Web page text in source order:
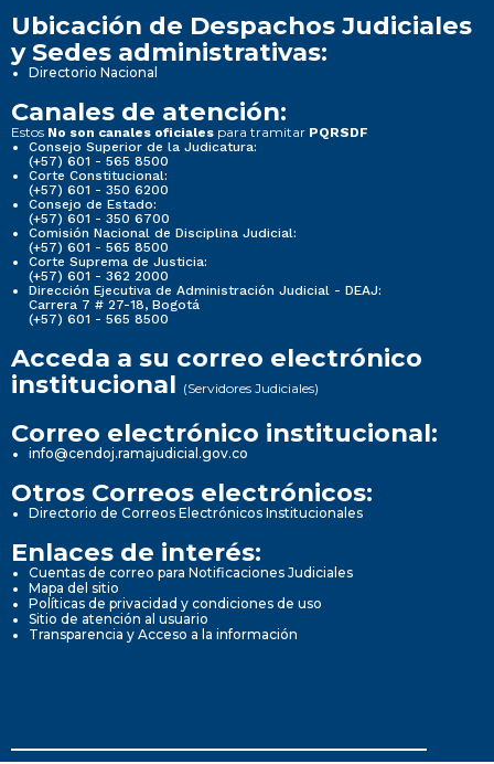
Ubicación de Despachos Judiciales
y Sedes administrativas:
Directorio Nacional
Canales de atención:
Estos No son canales oficiales para tramitar PQRSDF
Consejo Superior de la Judicatura:
(+57) 601 - 565 8500
Corte Constitucional:
(+57) 601 - 350 6200
Consejo de Estado:
(+57) 601 - 350 6700
Comisión Nacional de Disciplina Judicial:
(+57) 601 - 565 8500
Corte Suprema de Justicia:
(+57) 601 - 362 2000
Dirección Ejecutiva de Administración Judicial - DEAJ:
Carrera 7 # 27-18, Bogotá
(+57) 601 - 565 8500
Acceda a su correo electrónico
institucional (Servidores Judiciales)
Correo electrónico institucional:
info@cendoj.ramajudicial.gov.co
Otros Correos electrónicos:
Directorio de Correos Electrónicos Institucionales
Enlaces de interés:
Cuentas de correo para Notificaciones Judiciales
Mapa del sitio
Políticas de privacidad y condiciones de uso
Sitio de atención al usuario
Transparencia y Acceso a la información